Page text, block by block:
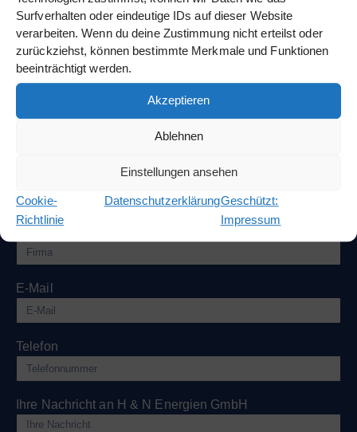
Surfverhalten oder eindeutige IDs auf dieser Website
verarbeiten. Wenn du deine Zustimmung nicht erteilst oder
zurückziehst, können bestimmte Merkmale und Funktionen
beeinträchtigt werden.
Akzeptieren
Ablehnen
Einstellungen ansehen
Cookie-
Richtlinie
DatenschutzerklärungGeschützt:
Impressum
KONTAKTANFRAGE
Anrede
Firma
E-Mail
Telefon
Ihre Nachricht an H & N Energien GmbH